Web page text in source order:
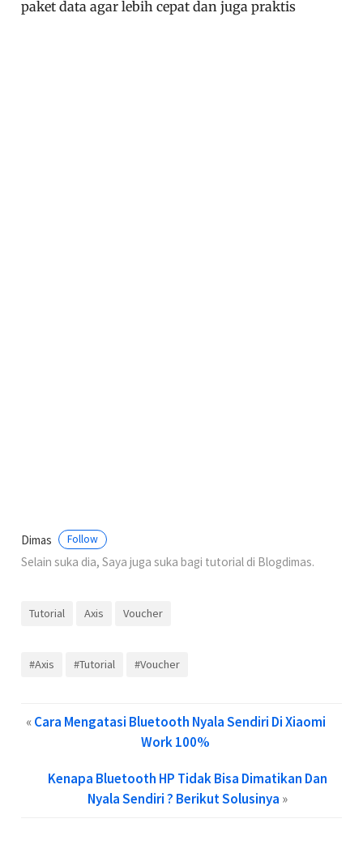
paket data agar lebih cepat dan juga praktis
Dimas Follow
Selain suka dia, Saya juga suka bagi tutorial di Blogdimas.
Tutorial Axis Voucher
#Axis #Tutorial #Voucher
«Cara Mengatasi Bluetooth Nyala Sendiri Di Xiaomi
Work 100%
Kenapa Bluetooth HP Tidak Bisa Dimatikan Dan
Nyala Sendiri ? Berikut Solusinya »